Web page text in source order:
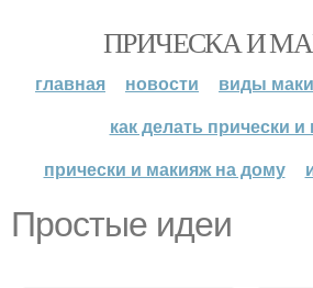
ПРИЧЕСКА И
главная новости
виды
как делать прически
прически и макияж на дому
Простые идеи